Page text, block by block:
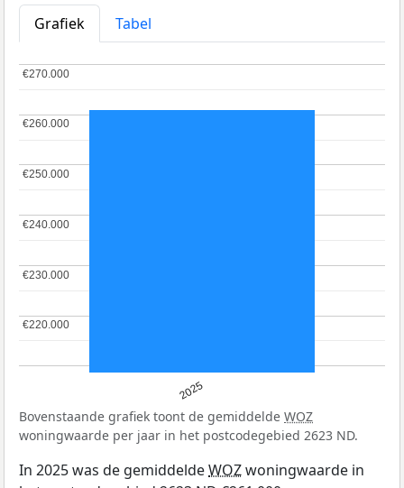
Grafiek
Tabel
2025
€220.000
€220.000
€230.000
€230.000
€240.000
€240.000
€250.000
€250.000
€260.000
€260.000
€270.000
€270.000
Bovenstaande grafiek toont de gemiddelde WOZ
woningwaarde per jaar in het postcodegebied 2623 ND.
In 2025 was de gemiddeldeWOZwoningwaarde in